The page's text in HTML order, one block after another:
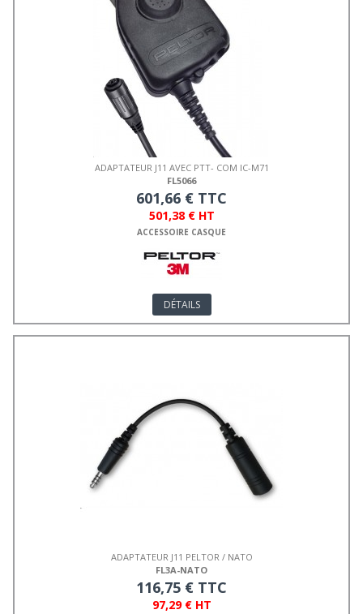
ADAPTATEUR J11 AVEC PTT- COM IC-M71
FL5066
601,66 € TTC
501,38 € HT
ACCESSOIRE CASQUE
DÉTAILS
ADAPTATEUR J11 PELTOR / NATO
FL3A-NATO
116,75 € TTC
97,29 € HT